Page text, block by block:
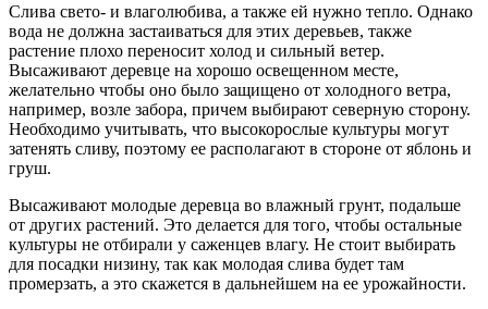
Слива свето- и влаголюбива, а также ей нужно тепло. Однако
вода не должна застаиваться для этих деревьев, также
растение плохо переносит холод и сильный ветер.
Высаживают деревце на хорошо освещенном месте,
желательно чтобы оно было защищено от холодного ветра,
например, возле забора, причем выбирают северную сторону.
Необходимо учитывать, что высокорослые культуры могут
затенять сливу, поэтому ее располагают в стороне от яблонь и
груш.
Высаживают молодые деревца во влажный грунт, подальше
от других растений. Это делается для того, чтобы остальные
культуры не отбирали у саженцев влагу. Не стоит выбирать
для посадки низину, так как молодая слива будет там
промерзать, а это скажется в дальнейшем на ее урожайности.